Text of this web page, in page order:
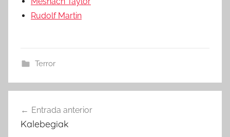
Rudolf Martin
Terror
Navegación
de
Entrada anterior
Kalebegiak